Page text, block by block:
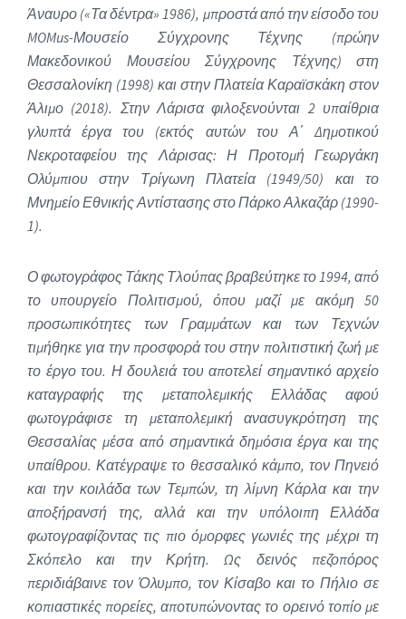
Άναυρο («Τα δέντρα» 1986), μπροστά από την είσοδο του
MOMus-Μουσείο Σύγχρονης Τέχνης (πρώην
Μακεδονικού Μουσείου Σύγχρονης Τέχνης) στη
Θεσσαλονίκη (1998) και στην Πλατεία Καραϊσκάκη στον
Άλιμο (2018). Στην Λάρισα φιλοξενούνται 2 υπαίθρια
γλυπτά έργα του (εκτός αυτών του Α΄ Δημοτικού
Νεκροταφείου της Λάρισας: Η Προτομή Γεωργάκη
Ολύμπιου στην Τρίγωνη Πλατεία (1949/50) και το
Μνημείο Εθνικής Αντίστασης στο Πάρκο Αλκαζάρ (1990-
1).
Ο φωτογράφος Τάκης Τλούπας βραβεύτηκε το 1994, από
το υπουργείο Πολιτισμού, όπου μαζί με ακόμη 50
προσωπικότητες των Γραμμάτων και των Τεχνών
τιμήθηκε για την προσφορά του στην πολιτιστική ζωή με
το έργο του. Η δουλειά του αποτελεί σημαντικό αρχείο
καταγραφής της μεταπολεμικής Ελλάδας αφού
φωτογράφισε τη μεταπολεμική ανασυγκρότηση της
Θεσσαλίας μέσα από σημαντικά δημόσια έργα και της
υπαίθρου. Κατέγραψε το θεσσαλικό κάμπο, τον Πηνειό
και την κοιλάδα των Τεμπών, τη λίμνη Κάρλα και την
αποξήρανσή της, αλλά και την υπόλοιπη Ελλάδα
φωτογραφίζοντας τις πιο όμορφες γωνιές της μέχρι τη
Σκόπελο και την Κρήτη. Ως δεινός πεζοπόρος
περιδιάβαινε τον Όλυμπο, τον Κίσαβο και το Πήλιο σε
κοπιαστικές πορείες, αποτυπώνοντας το ορεινό τοπίο με